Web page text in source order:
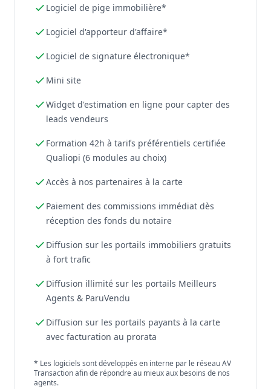
Logiciel de pige immobilière*
Logiciel d'apporteur d'affaire*
Logiciel de signature électronique*
Mini site
Widget d'estimation en ligne pour capter des
leads vendeurs
Formation 42h à tarifs préférentiels certifiée
Qualiopi (6 modules au choix)
Accès à nos partenaires à la carte
Paiement des commissions immédiat dès
réception des fonds du notaire
Diffusion sur les portails immobiliers gratuits
à fort trafic
Diffusion illimité sur les portails Meilleurs
Agents & ParuVendu
Diffusion sur les portails payants à la carte
avec facturation au prorata
* Les logiciels sont développés en interne par le réseau AV
Transaction afin de répondre au mieux aux besoins de nos
agents.